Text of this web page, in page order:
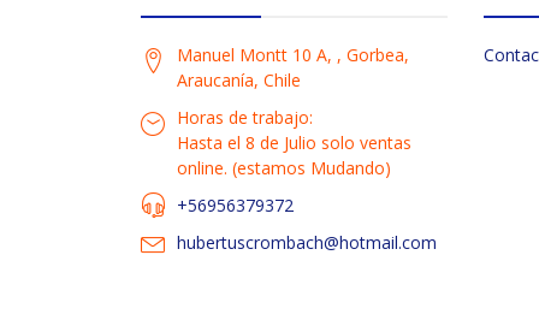
Manuel Montt 10 A, , Gorbea,
Araucanía, Chile
Horas de trabajo:
Hasta el 8 de Julio solo ventas
online. (estamos Mudando)
+56956379372
hubertuscrombach@hotmail.com